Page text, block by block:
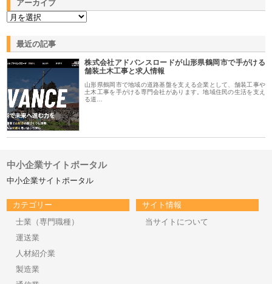
アーカイブ
最近の記事
株式会社アドバンスロードが山形県鶴岡市で手がける
舗装土木工事と求人情報
山形県鶴岡市で地域の道路基盤を支える企業として、舗装工事や
土木工事を手がける専門会社があります。地域住民の生活を支え
る道…
中小企業サイトポータル
中小企業サイトポータル
カテゴリー
士業（専門職種）
運送業
人材紹介業
製造業
サイト情報
当サイトについて